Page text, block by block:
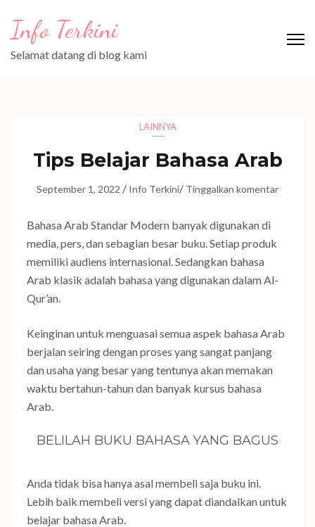
konten
(Tekan
Info Terkini
Selamat datang di blog kami
LAINNYA
Tips Belajar Bahasa Arab
September 1, 2022 / Info Terkini/ Tinggalkan komentar
Bahasa Arab Standar Modern banyak digunakan di
media, pers, dan sebagian besar buku. Setiap produk
memiliki audiens internasional. Sedangkan bahasa
Arab klasik adalah bahasa yang digunakan dalam Al-
Qur’an.
Keinginan untuk menguasai semua aspek bahasa Arab
berjalan seiring dengan proses yang sangat panjang
dan usaha yang besar yang tentunya akan memakan
waktu bertahun-tahun dan banyak kursus bahasa
Arab.
BELILAH BUKU BAHASA YANG BAGUS
Anda tidak bisa hanya asal membeli saja buku ini.
Lebih baik membeli versi yang dapat diandalkan untuk
belajar bahasa Arab.